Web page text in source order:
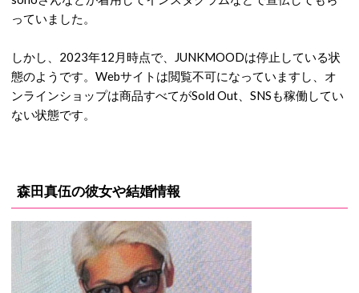
っていました。
しかし、2023年12月時点で、JUNKMOODは停止している状
態のようです。Webサイトは閲覧不可になっていますし、オ
ンラインショップは商品すべてがSold Out、SNSも稼働してい
ない状態です。
森田真伍の彼女や結婚情報